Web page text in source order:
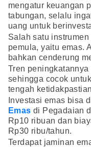
mengatur keuangan
tabungan, selalu
uang untuk
Salah satu
pemula, yaitu emas.
bahkan cenderung
Tren
sehingga cocok
tengah
Investasi emas bisa
Emas di Pegadaian
Rp10 ribuan dan
Rp30 ribu/tahun.
Terdapat jaminan